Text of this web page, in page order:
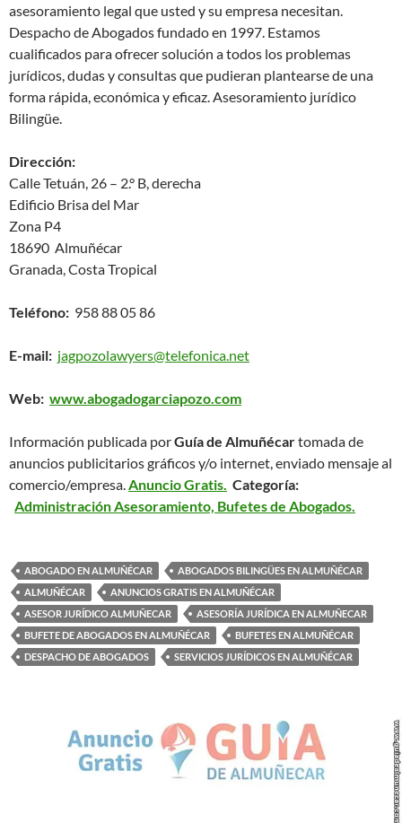
asesoramiento legal que usted y su empresa necesitan.
Despacho de Abogados fundado en 1997. Estamos
cualificados para ofrecer solución a todos los problemas
jurídicos, dudas y consultas que pudieran plantearse de una
forma rápida, económica y eficaz. Asesoramiento jurídico
Bilingüe.
Dirección:
Calle Tetuán, 26 – 2.° B, derecha
Edificio Brisa del Mar
Zona P4
18690 Almuñécar
Granada, Costa Tropical
Teléfono: 958 88 05 86
E-mail: jagpozolawyers@telefonica.net
Web: www.abogadogarciapozo.com
Información publicada porGuía de Almuñécartomada de
anuncios publicitarios gráficos y/o internet, enviado mensaje al
comercio/empresa. Anuncio Gratis. Categoría:
Administración Asesoramiento, Bufetes de Abogados.
ABOGADO EN ALMUÑÉCAR
ABOGADOS BILINGÜES EN ALMUÑÉCAR
ALMUÑÉCAR
ANUNCIOS GRATIS EN ALMUÑÉCAR
ASESOR JURÍDICO ALMUÑECAR
ASESORÍA JURÍDICA EN ALMUÑECAR
BUFETE DE ABOGADOS EN ALMUÑÉCAR
BUFETES EN ALMUÑÉCAR
DESPACHO DE ABOGADOS
SERVICIOS JURÍDICOS EN ALMUÑÉCAR